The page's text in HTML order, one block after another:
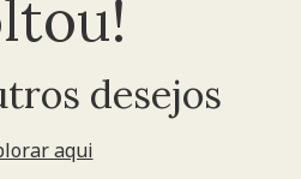
desejos
aqui